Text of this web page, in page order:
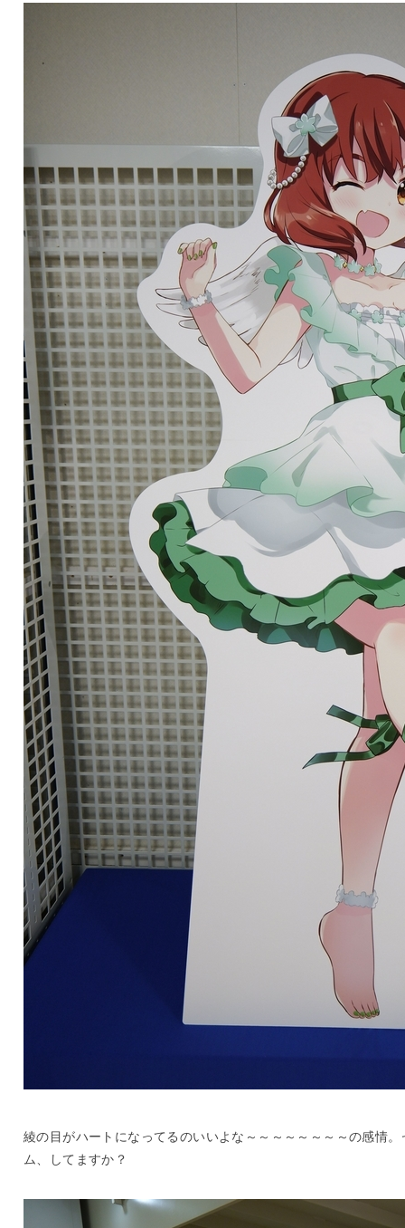
綾の目がハートになってるのいいよな～～～～～～～～の感情。
ム、してますか？